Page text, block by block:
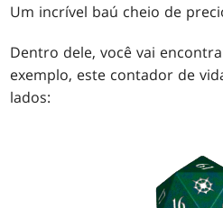
Um incrível baú cheio de
Dentro dele, você vai
exemplo, este contador de
lados: